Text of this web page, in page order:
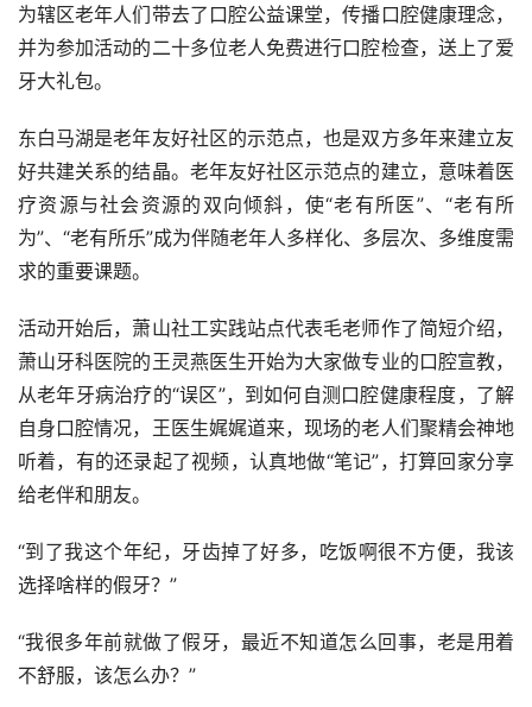
为辖区老年人们带去了口腔公益课堂，传播口腔健康理念，
并为参加活动的二十多位老人免费进行口腔检查，送上了爱
牙大礼包。
东白马湖是老年友好社区的示范点，也是双方多年来建立友
好共建关系的结晶。老年友好社区示范点的建立，意味着医
疗资源与社会资源的双向倾斜，使“老有所医”、“老有所
为”、“老有所乐”成为伴随老年人多样化、多层次、多维度需
求的重要课题。
活动开始后，萧山社工实践站点代表毛老师作了简短介绍，
萧山牙科医院的王灵燕医生开始为大家做专业的口腔宣教，
从老年牙病治疗的“误区”，到如何自测口腔健康程度，了解
自身口腔情况，王医生娓娓道来，现场的老人们聚精会神地
听着，有的还录起了视频，认真地做“笔记”，打算回家分享
给老伴和朋友。
“到了我这个年纪，牙齿掉了好多，吃饭啊很不方便，我该
选择啥样的假牙？”
“我很多年前就做了假牙，最近不知道怎么回事，老是用着
不舒服，该怎么办？”